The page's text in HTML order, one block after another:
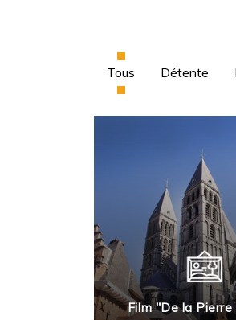
Tous Détente
Film "De la Pierre